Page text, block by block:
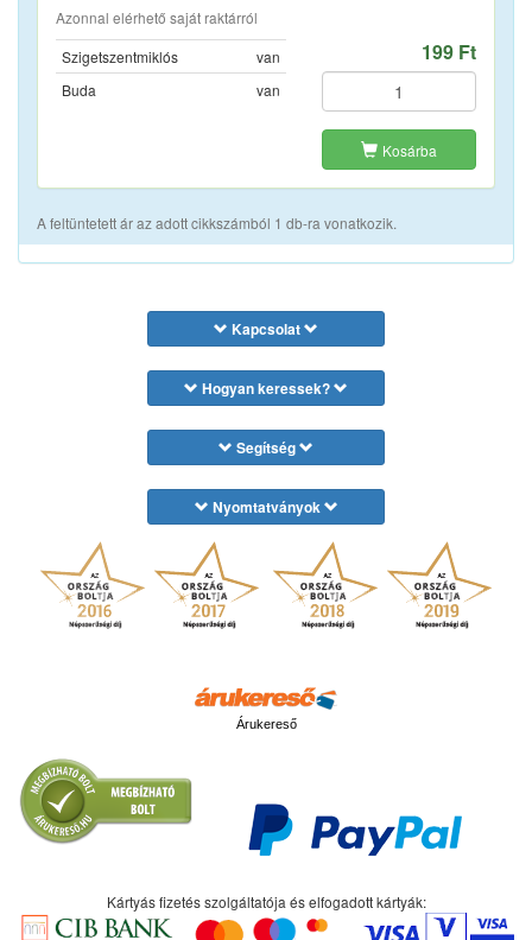
Azonnal elérhető saját raktárról
Szigetszentmiklós
van
Buda
van
199 Ft
Kosárba
A feltüntetett ár az adott cikkszámból 1 db-ra vonatkozik.
Kapcsolat
Hogyan keressek?
Segítség
Nyomtatványok
Árukereső
Kártyás fizetés szolgáltatója és elfogadott kártyák: